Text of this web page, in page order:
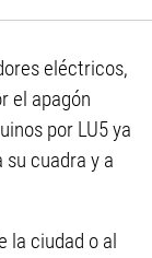
eléctricos,
el apagón
por LU5 ya
cuadra y a
la ciudad o al